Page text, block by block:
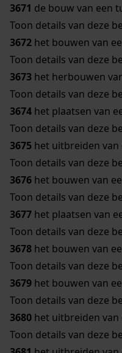
3671 de bouw van een
Toon details van deze
3672 het bouwen van
Toon details van deze
3673 het herbouwen
Toon details van deze
3674 het plaatsen van
Toon details van deze
3675 het uitbreiden van
Toon details van deze
3676 het bouwen van
Toon details van deze
3677 het plaatsen van
Toon details van deze
3678 het bouwen van
Toon details van deze
3679 het bouwen van
Toon details van deze
3680 het uitbreiden van
Toon details van deze